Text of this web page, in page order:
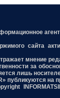
сайта
мнение
за
лишь
публикуются на